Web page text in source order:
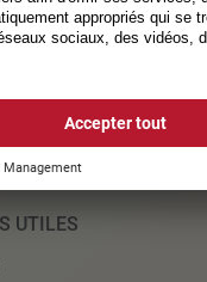
UTILES